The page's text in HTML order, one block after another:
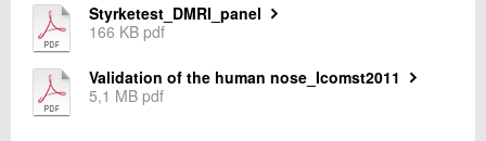
+45 72 20 26 67
Send e-mail
Skriv til mig
Styrketest_DMRI_panel
166 KB pdf
Validation of the human nose_Icomst2011
5,1 MB pdf